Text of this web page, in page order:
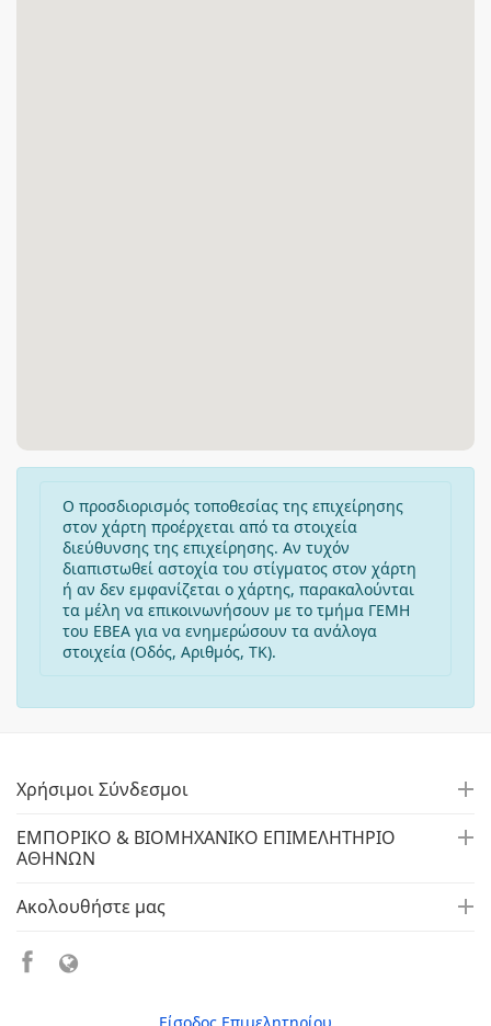
Ο προσδιορισμός τοποθεσίας της επιχείρησης
στον χάρτη προέρχεται από τα στοιχεία
διεύθυνσης της επιχείρησης. Αν τυχόν
διαπιστωθεί αστοχία του στίγματος στον χάρτη
ή αν δεν εμφανίζεται ο χάρτης, παρακαλούνται
τα μέλη να επικοινωνήσουν με το τμήμα ΓΕΜΗ
του ΕΒΕΑ για να ενημερώσουν τα ανάλογα
στοιχεία (Οδός, Αριθμός, ΤΚ).
Χρήσιμοι Σύνδεσμοι
ΕΜΠΟΡΙΚΟ & ΒΙΟΜΗΧΑΝΙΚΟ ΕΠΙΜΕΛΗΤΗΡΙΟ
ΑΘΗΝΩΝ
Ακολουθήστε μας